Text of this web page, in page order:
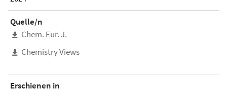
Quelle/n
Chem. Eur. J.
Chemistry Views
Erschienen in